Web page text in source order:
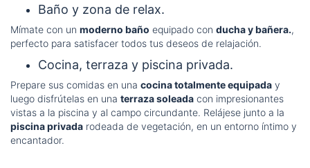
Baño y zona de relax.
Mímate con un moderno baño equipado con ducha y bañera.,
perfecto para satisfacer todos tus deseos de relajación.
Cocina, terraza y piscina privada.
Prepare sus comidas en una cocina totalmente equipada y
luego disfrútelas en una terraza soleada con impresionantes
vistas a la piscina y al campo circundante. Relájese junto a la
piscina privada rodeada de vegetación, en un entorno íntimo y
encantador.